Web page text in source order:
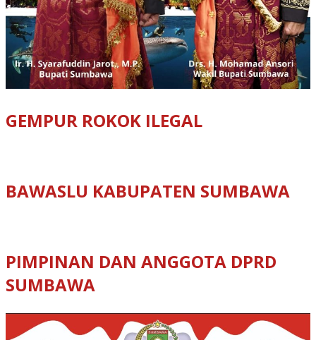
GEMPUR ROKOK ILEGAL
BAWASLU KABUPATEN SUMBAWA
PIMPINAN DAN ANGGOTA DPRD
SUMBAWA